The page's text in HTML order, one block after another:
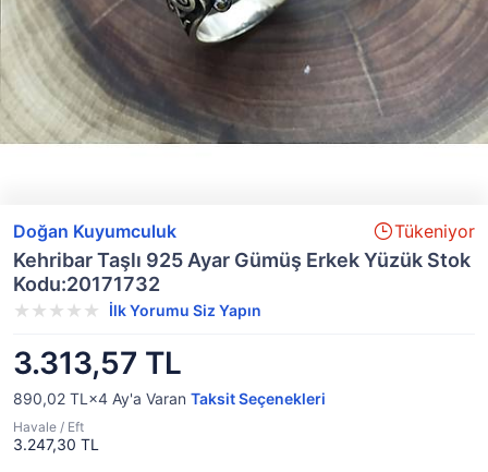
Doğan Kuyumculuk Tükeniyor
Kehribar Taşlı 925 Ayar Gümüş Erkek Yüzük Stok
Kodu:20171732
İlk Yorumu Siz Yapın
3.313,57 TL
890,02 TL×4 Ay'a Varan Taksit Seçenekleri
Havale / Eft
3.247,30 TL